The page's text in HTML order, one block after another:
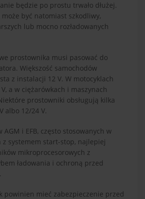
będzie po prostu trwało dłużej.
być natomiast szkodliwy,
lub mocno rozładowanych
prostownika musi pasować do
Większość samochodów
z instalacji 12 V. W motocyklach
a w ciężarówkach i maszynach
prostowniki obsługują kilka
albo 12/24 V.
i EFB, często stosowanych w
z systemem start-stop, najlepiej
mikroprocesorowych z
ładowania i ochroną przed
powinien mieć zabezpieczenie przed